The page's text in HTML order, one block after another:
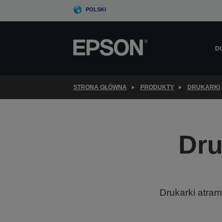
POLSKI
STRONA GŁÓWNA PRODUKTY DRUKARKI
Drukarki